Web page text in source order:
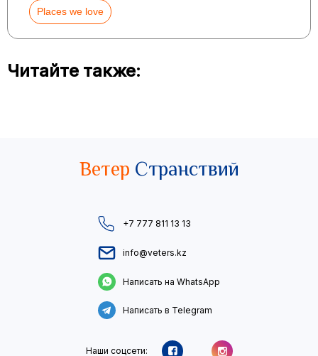
Places we love
Читайте также:
Ветер Странствий
+7 777 811 13 13
info@veters.kz
Написать на WhatsApp
Написать в Telegram
Наши соцсети: